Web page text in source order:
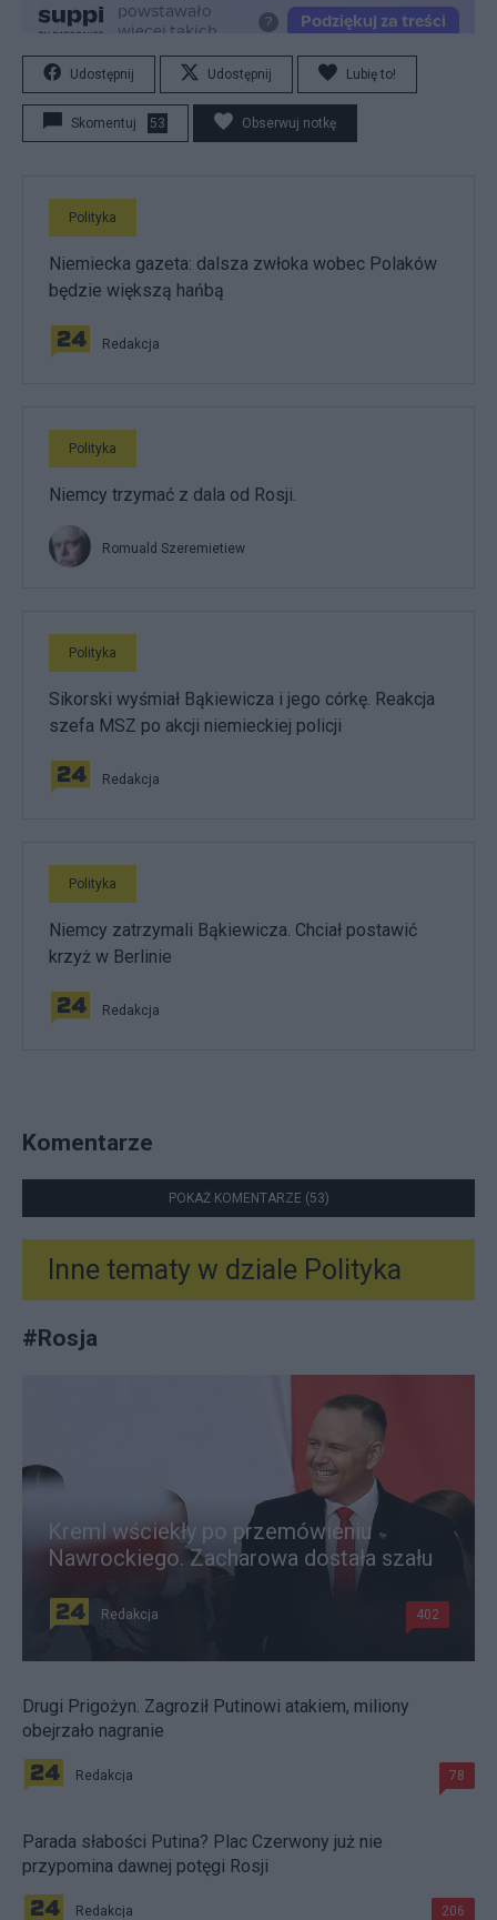
Udostępnij Udostępnij Lubię to!
Skomentuj 53 Obserwuj notkę
Polityka
Niemiecka gazeta: dalsza zwłoka wobec Polaków
będzie większą hańbą
Redakcja
Polityka
Niemcy trzymać z dala od Rosji.
Romuald Szeremietiew
Polityka
Sikorski wyśmiał Bąkiewicza i jego córkę. Reakcja
szefa MSZ po akcji niemieckiej policji
Redakcja
Polityka
Niemcy zatrzymali Bąkiewicza. Chciał postawić
krzyż w Berlinie
Redakcja
Komentarze
POKAŻ KOMENTARZE (53)
Inne tematy w dziale Polityka
#Rosja
Kreml wściekły po przemówieniu
Nawrockiego. Zacharowa dostała szału
Redakcja 402
Drugi Prigożyn. Zagroził Putinowi atakiem, miliony
obejrzało nagranie
Redakcja 78
Parada słabości Putina? Plac Czerwony już nie
przypomina dawnej potęgi Rosji
Redakcja 206